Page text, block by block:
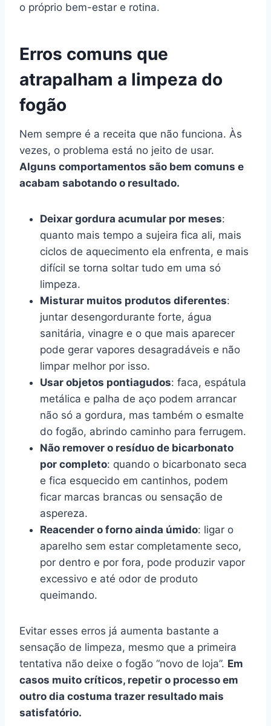
o próprio bem-estar e rotina.
Erros comuns que
atrapalham a limpeza do
fogão
Nem sempre é a receita que não funciona. Às
vezes, o problema está no jeito de usar.
Alguns comportamentos são bem comuns e
acabam sabotando o resultado.
Deixar gordura acumular por meses:
quanto mais tempo a sujeira fica ali, mais
ciclos de aquecimento ela enfrenta, e mais
difícil se torna soltar tudo em uma só
limpeza.
Misturar muitos produtos diferentes:
juntar desengordurante forte, água
sanitária, vinagre e o que mais aparecer
pode gerar vapores desagradáveis e não
limpar melhor por isso.
Usar objetos pontiagudos: faca, espátula
metálica e palha de aço podem arrancar
não só a gordura, mas também o esmalte
do fogão, abrindo caminho para ferrugem.
Não remover o resíduo de bicarbonato
por completo: quando o bicarbonato seca
e fica esquecido em cantinhos, podem
ficar marcas brancas ou sensação de
aspereza.
Reacender o forno ainda úmido: ligar o
aparelho sem estar completamente seco,
por dentro e por fora, pode produzir vapor
excessivo e até odor de produto
queimando.
Evitar esses erros já aumenta bastante a
sensação de limpeza, mesmo que a primeira
tentativa não deixe o fogão “novo de loja”. Em
casos muito críticos, repetir o processo em
outro dia costuma trazer resultado mais
satisfatório.